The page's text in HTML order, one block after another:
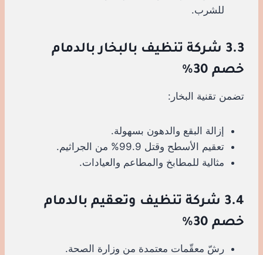
للشرب.
3.3 شركة تنظيف بالبخار بالدمام
خصم 30%
تضمن تقنية البخار:
إزالة البقع والدهون بسهولة.
تعقيم الأسطح وقتل 99.9% من الجراثيم.
مثالية للمطابخ والمطاعم والعيادات.
3.4 شركة تنظيف وتعقيم بالدمام
خصم 30%
رشّ معقّمات معتمدة من وزارة الصحة.